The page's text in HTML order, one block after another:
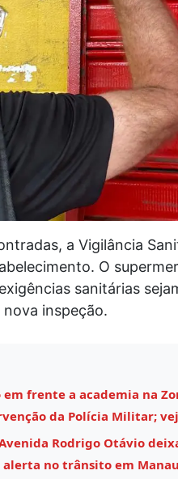
a Vigilância
O
sanitárias
inspeção.
frente a academia na
da Polícia Militar;
Rodrigo Otávio
no trânsito em